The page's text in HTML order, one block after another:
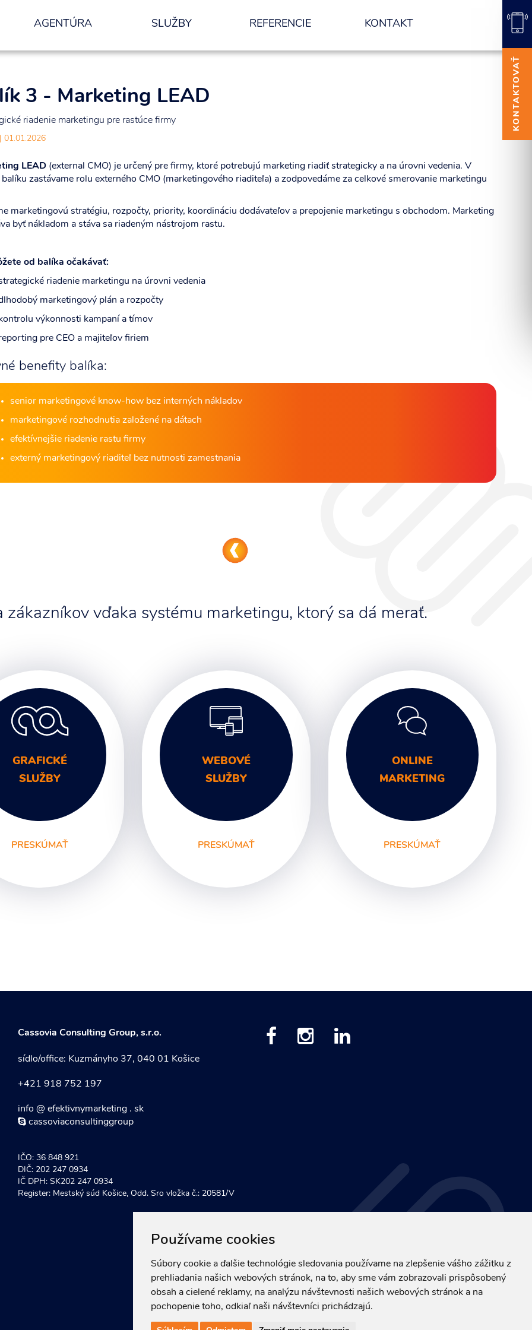
Používame cookies
Súbory cookie a ďalšie technológie sledovania používame na zlepšenie vášho zážitku z
prehliadania našich webových stránok, na to, aby sme vám zobrazovali prispôsobený
obsah a cielené reklamy, na analýzu návštevnosti našich webových stránok a na
pochopenie toho, odkiaľ naši návštevníci prichádzajú.
AGENTÚRA SLUŽBY REFERENCIE KONTAKT
3 - Marketing LEAD
riadenie marketingu pre rastúce firmy
01.01.2026
LEAD(external CMO) je určený pre firmy, ktoré potrebujú marketing riadiť strategicky a na úrovni vedenia. V
zastávame rolu externého CMO (marketingového riaditeľa) a zodpovedáme za celkové smerovanie marketingu
marketingovú stratégiu, rozpočty, priority, koordináciu dodávateľov a prepojenie marketingu s obchodom. Marketing
byť nákladom a stáva sa riadeným nástrojom rastu.
od balíka očakávať:
riadenie marketingu na úrovni vedenia
marketingový plán a rozpočty
výkonnosti kampaní a tímov
pre CEO a majiteľov firiem
benefity balíka:
senior marketingové know-how bez interných nákladov
marketingové rozhodnutia založené na dátach
efektívnejšie riadenie rastu firmy
externý marketingový riaditeľ bez nutnosti zamestnania
zákazníkov vďaka systému marketingu, ktorý sa dá merať.
GRAFICKÉ
SLUŽBY
PRESKÚMAŤ
WEBOVÉ
SLUŽBY
PRESKÚMAŤ
Unikátne webstránky
ONLINE
MARKETING
PRESKÚMAŤ
SEO
Cassovia Consulting Group, s.r.o.
sídlo/office: Kuzmányho 37, 040 01 Košice
+421 918 752 197
info @ efektivnymarketing . sk
cassoviaconsultinggroup
IČO: 36 848 921
DIČ: 202 247 0934
IČ DPH: SK202 247 0934
Register: Mestský súd Košice, Odd. Sro vložka č.: 20581/V
KONTAKTOVAŤ
ODOSLAŤ